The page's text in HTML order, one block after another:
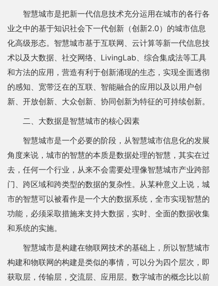
智慧城市是把新一代信息技术充分运用在城市的各行各
业之中的基于知识社会下一代创新（创新2.0）的城市信息
化高级形态。智慧城市基于互联网、云计算等新一代信息技
术以及大数据、社交网络、LivingLab、综合集成法等工具
和方法的应用，营造有利于创新涌现的生态，实现全面透彻
的感知、宽带泛在的互联、智能融合的应用以及以用户创
新、开放创新、大众创新、协同创新为特征的可持续创新。
二、大数据是智慧城市的核心因素
智慧城市是一个必要的阶段，从智慧城市信息化的发展
角度来说，城市的智慧的本质是数据处理的智慧，其实在过
去，任何一个行业，从来不会需要处理像智慧城市产业跨部
门、跨区域和跨类型的数据的复杂性。从某种意义上说，城
市的智慧可以被看作是一个大的数据系统，全市实现智慧的
功能，必须采取措施来支持大数据，实时、全面的数据收集
和系统的实施。
智慧城市是构建在物联网技术的基础上，所以智慧城市
构建和物联网的构建是类似的事情，可以分为四个层次，即
获取层，传输层，交流层、应用层。数字城市的概念比以前